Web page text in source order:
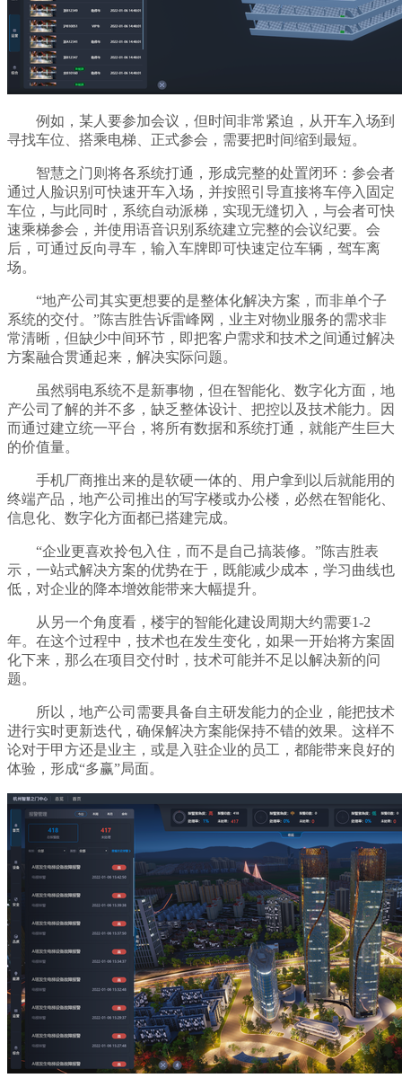
例如，某人要参加会议，但时间非常紧迫，从开车入场到
寻找车位、搭乘电梯、正式参会，需要把时间缩到最短。
智慧之门则将各系统打通，形成完整的处置闭环：参会者
通过人脸识别可快速开车入场，并按照引导直接将车停入固定
车位，与此同时，系统自动派梯，实现无缝切入，与会者可快
速乘梯参会，并使用语音识别系统建立完整的会议纪要。会
后，可通过反向寻车，输入车牌即可快速定位车辆，驾车离
场。
“地产公司其实更想要的是整体化解决方案，而非单个子
系统的交付。”陈吉胜告诉雷峰网，业主对物业服务的需求非
常清晰，但缺少中间环节，即把客户需求和技术之间通过解决
方案融合贯通起来，解决实际问题。
虽然弱电系统不是新事物，但在智能化、数字化方面，地
产公司了解的并不多，缺乏整体设计、把控以及技术能力。因
而通过建立统一平台，将所有数据和系统打通，就能产生巨大
的价值量。
手机厂商推出来的是软硬一体的、用户拿到以后就能用的
终端产品，地产公司推出的写字楼或办公楼，必然在智能化、
信息化、数字化方面都已搭建完成。
“企业更喜欢拎包入住，而不是自己搞装修。”陈吉胜表
示，一站式解决方案的优势在于，既能减少成本，学习曲线也
低，对企业的降本增效能带来大幅提升。
从另一个角度看，楼宇的智能化建设周期大约需要1-2
年。在这个过程中，技术也在发生变化，如果一开始将方案固
化下来，那么在项目交付时，技术可能并不足以解决新的问
题。
所以，地产公司需要具备自主研发能力的企业，能把技术
进行实时更新迭代，确保解决方案能保持不错的效果。这样不
论对于甲方还是业主，或是入驻企业的员工，都能带来良好的
体验，形成“多赢”局面。